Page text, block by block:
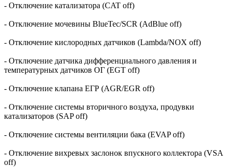
- Отключение катализатора (CAT off)
- Отключение мочевины BlueTec/SCR (AdBlue off)
- Отключение кислородных датчиков (Lambda/NOX off)
- Отключение датчика дифференциального давления и
температурных датчиков ОГ (EGT off)
- Отключение клапана ЕГР (AGR/EGR off)
- Отключение системы вторичного воздуха, продувки
катализаторов (SAP off)
- Отключение системы вентиляции бака (EVAP off)
- Отключение вихревых заслонок впускного коллектора (VSA
off)